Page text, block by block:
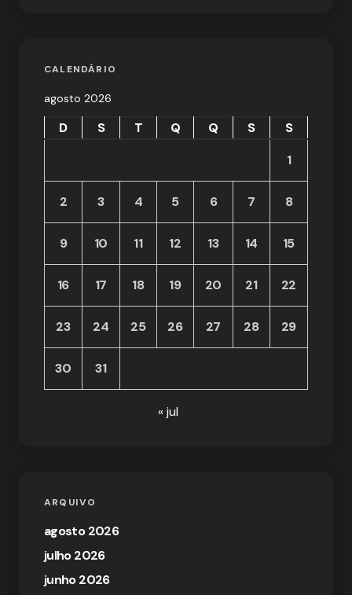
CALENDÁRIO
agosto 2026
D S T Q Q S
S
1
2 3 4 5 6 7 8
9 10 11 12 13 14 15
16 17 18 19 20 21 22
23 24 25 26 27 28 29
30 31
« jul
ARQUIVO
agosto 2026
julho 2026
junho 2026